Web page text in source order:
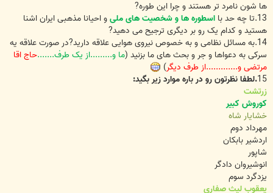
ها شون نامرد تر هستند و چرا این طوره?
13.تا چه حد با
اسطوره ها و شخصیت های ملیو احیانا مذهبی ایران اشنا
هستید و کدام یک رو بر دیگری ترجیح می دهید?
14.به مسائل نظامی و به خصوص نیروی هوایی علاقه دارید?در صورت علاقه یه
سرکی به دعواها و جر و بحث های ما بزنید ( ما و.........از یک طرف.......حاج اقا
مرتضی و.............از طرف دیگر)
15.لطفا نظرتون رو در باره موارد زیر بگید:
زرتشت
کوروش کبیر
خشایار شاه
مهرداد دوم
اردشیر بابکان
شاپور
انوشیروان دادگر
یزدگرد سوم
یعقوب لیث صفاری